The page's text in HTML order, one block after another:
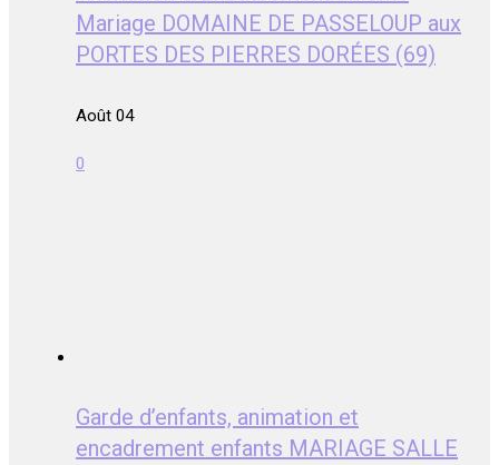
Mariage DOMAINE DE PASSELOUP aux
PORTES DES PIERRES DORÉES (69)
Août 04
0
Garde d’enfants, animation et
encadrement enfants MARIAGE SALLE